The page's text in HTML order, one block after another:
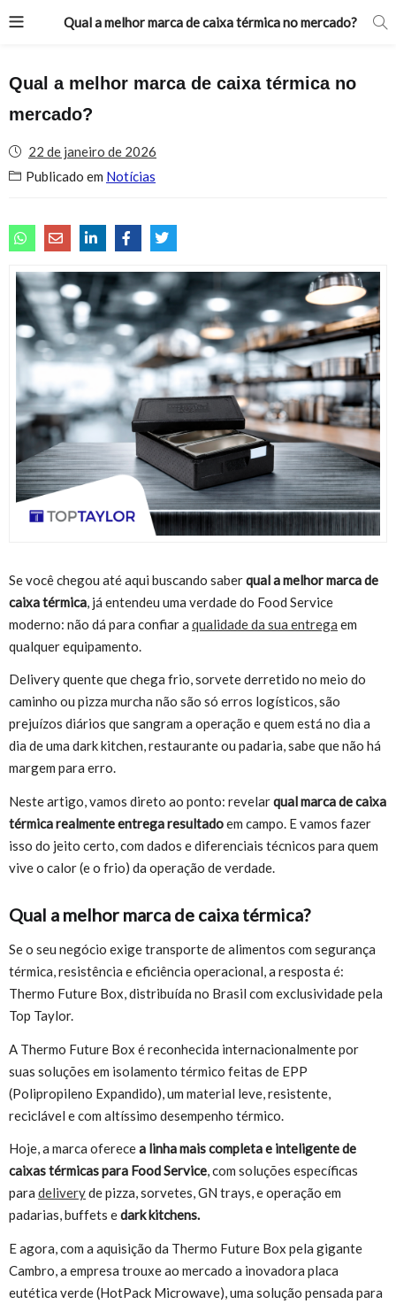
Qual a melhor marca de caixa térmica no mercado?
Qual a melhor marca de caixa térmica no
mercado?
22 de janeiro de 2026
Publicado em Notícias
Se você chegou até aqui buscando saberqual a melhor marca de
caixa térmica, já entendeu uma verdade do Food Service
moderno: não dá para confiar a qualidade da sua entrega em
qualquer equipamento.
Delivery quente que chega frio, sorvete derretido no meio do
caminho ou pizza murcha não são só erros logísticos, são
prejuízos diários que sangram a operação e quem está no dia a
dia de uma dark kitchen, restaurante ou padaria, sabe que não há
margem para erro.
Neste artigo, vamos direto ao ponto: revelarqual marca de caixa
térmica realmente entrega resultadoem campo. E vamos fazer
isso do jeito certo, com dados e diferenciais técnicos para quem
vive o calor (e o frio) da operação de verdade.
Qual a melhor marca de caixa térmica?
Se o seu negócio exige transporte de alimentos com segurança
térmica, resistência e eficiência operacional, a resposta é:
Thermo Future Box, distribuída no Brasil com exclusividade pela
Top Taylor.
A Thermo Future Box é reconhecida internacionalmente por
suas soluções em isolamento térmico feitas de EPP
(Polipropileno Expandido), um material leve, resistente,
reciclável e com altíssimo desempenho térmico.
Hoje, a marca oferecea linha mais completa e inteligente de
caixas térmicas para Food Service, com soluções específicas
para deliveryde pizza, sorvetes, GN trays, e operação em
padarias, buffets edark kitchens.
E agora, com a aquisição da Thermo Future Box pela gigante
Cambro, a empresa trouxe ao mercado a inovadora placa
eutética verde (HotPack Microwave), uma solução pensada para